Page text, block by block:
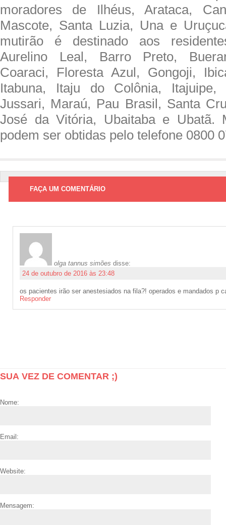
moradores de Ilhéus, Arataca,
Mascote, Santa Luzia, Una e
mutirão é destinado aos
Aurelino Leal, Barro Preto,
Coaraci, Floresta Azul, Gongoji,
Itabuna, Itaju do Colônia, Itajuipe,
Jussari, Maraú, Pau Brasil, Santa
José da Vitória, Ubaitaba e Ubatã.
podem ser obtidas pelo telefone 0800
FAÇA UM COMENTÁRIO
olga tannus simões disse:
24 de outubro de 2016 às 23:48
os pacientes irão ser anestesiados na fila?! operados e mandados p
Responder
SUA VEZ DE COMENTAR ;)
Nome:
Email:
Website:
Mensagem: